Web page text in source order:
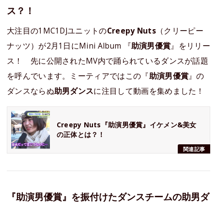
ス？！
大注目の1MC1DJユニットのCreepy Nuts （クリーピー
ナッツ）が2月1日にMini Album 『助演男優賞』をリリー
ス！ 先に公開されたMV内で踊られているダンスが話題
を呼んでいます。ミーティアではこの『助演男優賞』の
ダンスならぬ助男ダンスに注目して動画を集めました！
関連記事
Creepy Nuts『助演男優賞』イケメン&美女
の正体とは？！
『助演男優賞』を振付けたダンスチームの助男ダ